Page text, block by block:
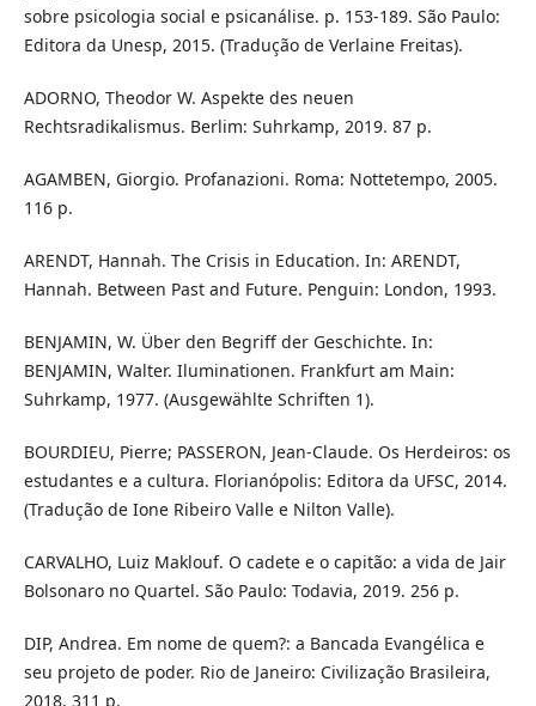
sobre psicologia social e psicanálise. p. 153-189. São Paulo:
Editora da Unesp, 2015. (Tradução de Verlaine Freitas).
ADORNO, Theodor W. Aspekte des neuen
Rechtsradikalismus. Berlim: Suhrkamp, 2019. 87 p.
AGAMBEN, Giorgio. Profanazioni. Roma: Nottetempo, 2005.
116 p.
ARENDT, Hannah. The Crisis in Education. In: ARENDT,
Hannah. Between Past and Future. Penguin: London, 1993.
BENJAMIN, W. Über den Begriff der Geschichte. In:
BENJAMIN, Walter. Iluminationen. Frankfurt am Main:
Suhrkamp, 1977. (Ausgewählte Schriften 1).
BOURDIEU, Pierre; PASSERON, Jean-Claude. Os Herdeiros: os
estudantes e a cultura. Florianópolis: Editora da UFSC, 2014.
(Tradução de Ione Ribeiro Valle e Nilton Valle).
CARVALHO, Luiz Maklouf. O cadete e o capitão: a vida de Jair
Bolsonaro no Quartel. São Paulo: Todavia, 2019. 256 p.
DIP, Andrea. Em nome de quem?: a Bancada Evangélica e
seu projeto de poder. Rio de Janeiro: Civilização Brasileira,
2018. 311 p.